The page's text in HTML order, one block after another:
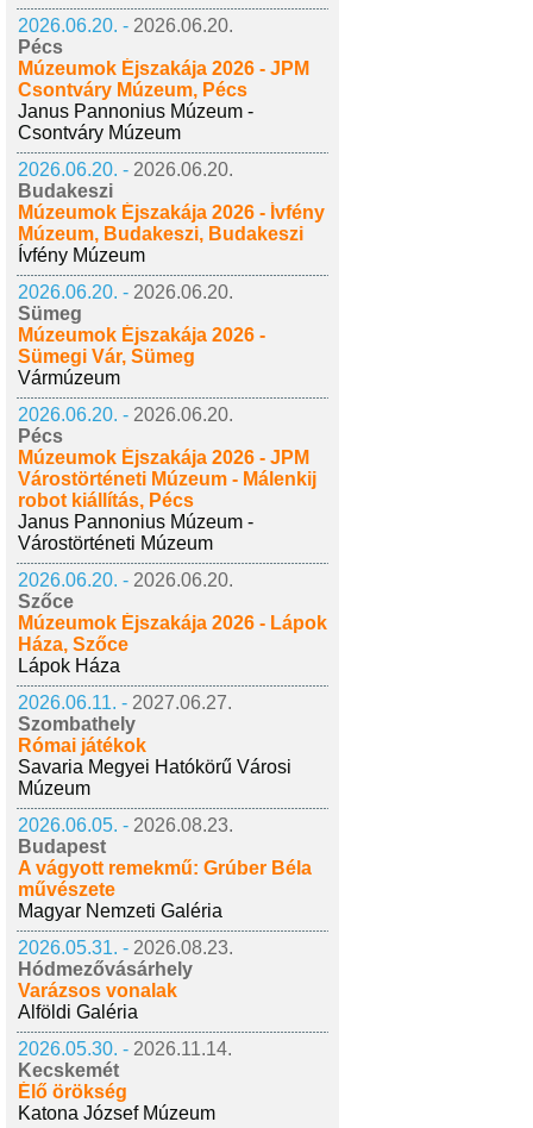
2026.06.20. - 2026.06.20.
Pécs
Múzeumok Éjszakája 2026 - JPM
Csontváry Múzeum, Pécs
Janus Pannonius Múzeum -
Csontváry Múzeum
2026.06.20. - 2026.06.20.
Budakeszi
Múzeumok Éjszakája 2026 - Ívfény
Múzeum, Budakeszi, Budakeszi
Ívfény Múzeum
2026.06.20. - 2026.06.20.
Sümeg
Múzeumok Éjszakája 2026 -
Sümegi Vár, Sümeg
Vármúzeum
2026.06.20. - 2026.06.20.
Pécs
Múzeumok Éjszakája 2026 - JPM
Várostörténeti Múzeum - Málenkij
robot kiállítás, Pécs
Janus Pannonius Múzeum -
Várostörténeti Múzeum
2026.06.20. - 2026.06.20.
Szőce
Múzeumok Éjszakája 2026 - Lápok
Háza, Szőce
Lápok Háza
2026.06.11. - 2027.06.27.
Szombathely
Római játékok
Savaria Megyei Hatókörű Városi
Múzeum
2026.06.05. - 2026.08.23.
Budapest
A vágyott remekmű: Grúber Béla
művészete
Magyar Nemzeti Galéria
2026.05.31. - 2026.08.23.
Hódmezővásárhely
Varázsos vonalak
Alföldi Galéria
2026.05.30. - 2026.11.14.
Kecskemét
Élő örökség
Katona József Múzeum